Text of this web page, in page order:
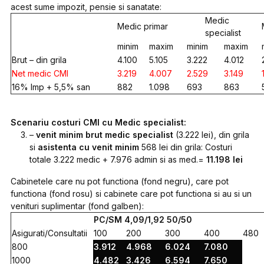
acest sume impozit, pensie si sanatate:
Medic primar
Medic
specialist
minim
maxim minim maxim
Brut – din grila
4.100 5.105 3.222 4.012
Net medic CMI
3.219 4.007 2.529 3.149
16% Imp + 5,5% san
882 1.098 693 863
Scenariu costuri CMI cu Medic specialist:
–venit minim brut medic specialist (3.222 lei), din grila
si asistenta cu venit minim568 lei din grila: Costuri
totale 3.222 medic + 7.976 admin si as med.=11.198 lei
Cabinetele care nu pot functiona (fond negru), care pot
functiona (fond rosu) si cabinete care pot functiona si au si un
venituri suplimentar (fond galben):
PC/SM 4,09/1,92 50/50
Asigurati/Consultatii
100 200 300 400
480
800
3.912 4.968 6.024
7.080
1000
4.482 3.426 6.594
7.650